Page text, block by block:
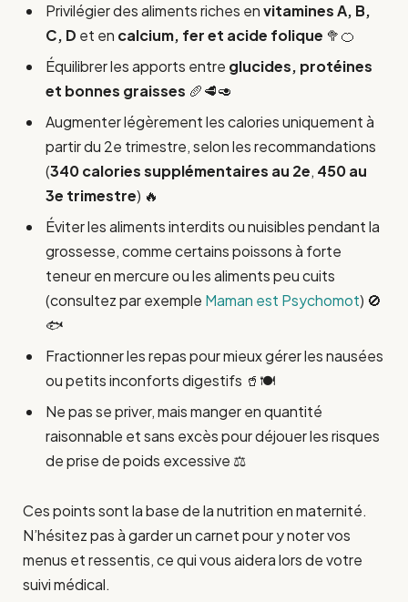
Privilégier des aliments riches envitamines A, B,
C, D et en calcium, fer et acide folique 🥦🍊
Équilibrer les apports entre glucides, protéines
et bonnes graisses 🥖🥩🥑
Augmenter légèrement les calories uniquement à
partir du 2e trimestre, selon les recommandations
(340 calories supplémentaires au 2e, 450 au
3e trimestre) 🔥
Éviter les aliments interdits ou nuisibles pendant la
grossesse, comme certains poissons à forte
teneur en mercure ou les aliments peu cuits
(consultez par exemple Maman est Psychomot) 🚫
🐟
Fractionner les repas pour mieux gérer les nausées
ou petits inconforts digestifs 🥤🍽️
Ne pas se priver, mais manger en quantité
raisonnable et sans excès pour déjouer les risques
de prise de poids excessive ⚖️
Ces points sont la base de la nutrition en maternité.
N’hésitez pas à garder un carnet pour y noter vos
menus et ressentis, ce qui vous aidera lors de votre
suivi médical.